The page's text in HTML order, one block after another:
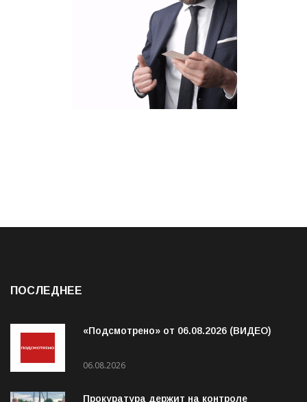
«Подсмотрено» от 06.08.2026 (ВИДЕО)
06.08.2026